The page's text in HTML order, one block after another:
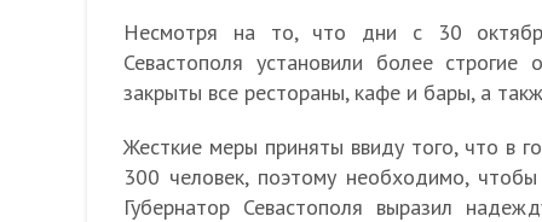
Несмотря на то, что дни с 30
Севастополя установили более
закрыты все рестораны, кафе и бары, а
Жесткие меры приняты ввиду того, что в
300 человек, поэтому необходимо,
Губернатор Севастополя выразил